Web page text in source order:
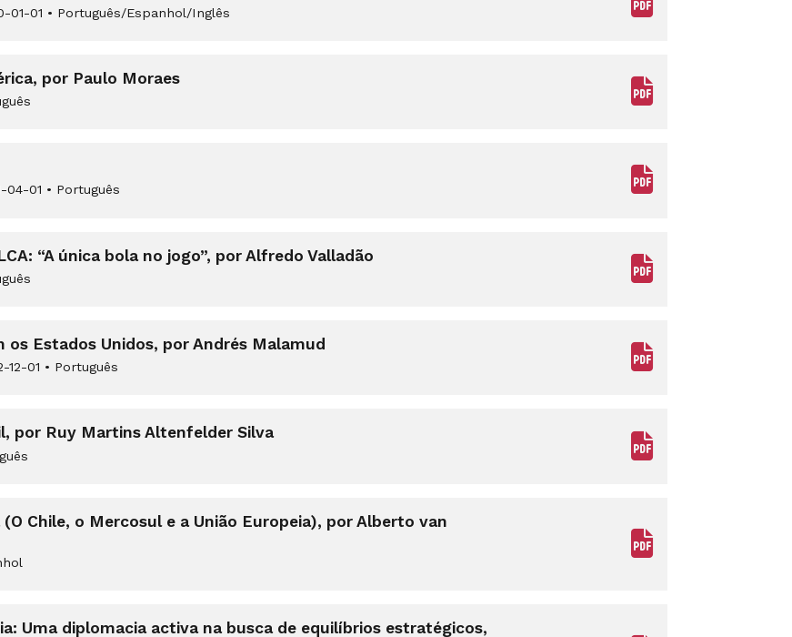
01-01 • Português/Espanhol/Inglês
por Paulo Moraes
04-01 • Português
“A única bola no jogo”, por Alfredo Valladão
Estados Unidos, por Andrés Malamud
12-01 • Português
por Ruy Martins Altenfelder Silva
Chile, o Mercosul e a União Europeia), por Alberto van
Uma diplomacia activa na busca de equilíbrios estratégicos,